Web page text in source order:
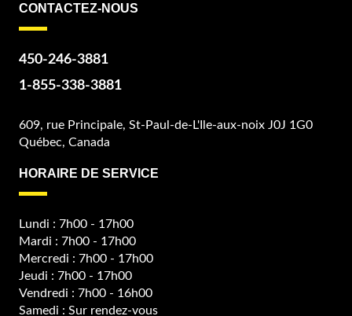
CONTACTEZ-NOUS
450-246-3881
1-855-338-3881
609, rue Principale, St-Paul-de-L'Ile-aux-noix J0J 1G0
Québec, Canada
HORAIRE DE SERVICE
Lundi : 7h00 - 17h00
Mardi : 7h00 - 17h00
Mercredi : 7h00 - 17h00
Jeudi : 7h00 - 17h00
Vendredi : 7h00 - 16h00
Samedi : Sur rendez-vous